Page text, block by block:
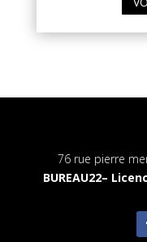
76 rue pierre
BUREAU22–